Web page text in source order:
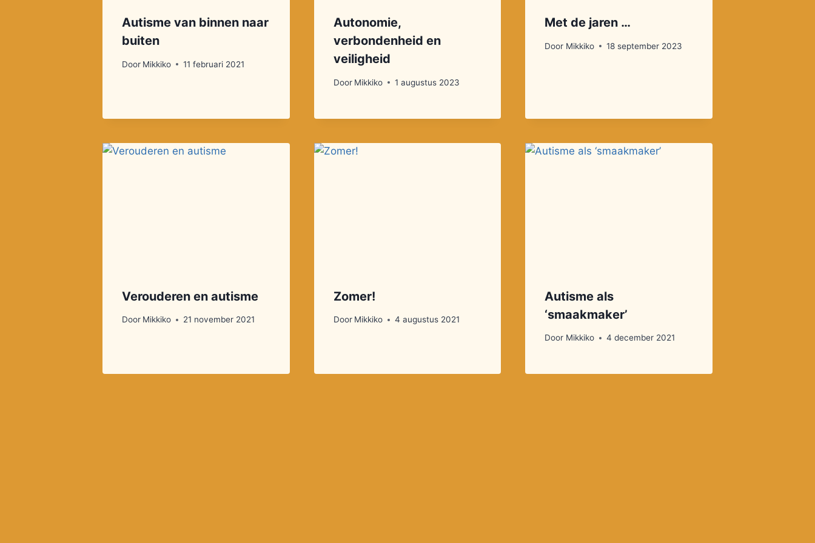
Autisme van binnen naar
buiten
Door Mikkiko 11 februari 2021
Autonomie,
verbondenheid en
veiligheid
Door Mikkiko 1 augustus 2023
Met de jaren …
Door Mikkiko 18 september 2023
Verouderen en autisme
Door Mikkiko 21 november 2021
Zomer!
Door Mikkiko 4 augustus 2021
Autisme als
‘smaakmaker’
Door Mikkiko 4 december 2021